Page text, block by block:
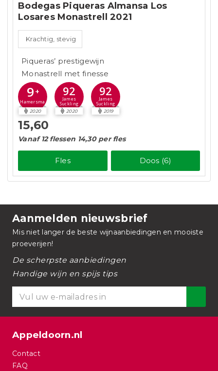
Bodegas Piqueras Almansa Los
Losares Monastrell 2021
Krachtig, stevig
Piqueras’ prestigewijn
Monastrell met finesse
9 +
Hamersma
2020
92
James
Suckling
2020
92
James
Suckling
2019
15,60
Vanaf 12 flessen 14,30 per fles
Fles Doos (6)
Aanmelden nieuwsbrief
Mis niet langer de beste wijnaanbiedingen en mooiste
proeverijen!
De scherpste aanbiedingen
Handige wijn en spijs tips
Appeldoorn.nl
Contact
FAQ